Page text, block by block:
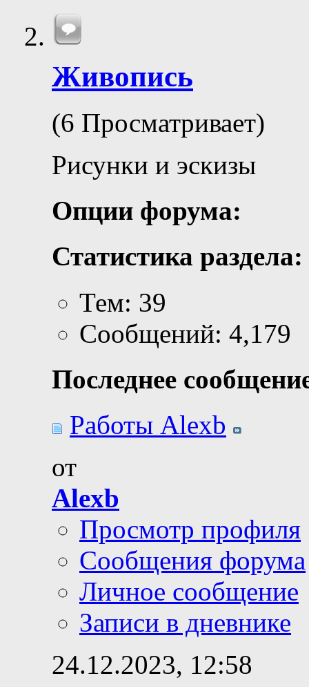
Живопись
(6 Просматривает)
Рисунки и эскизы
Опции форума:
Статистика раздела:
Тем: 39
Сообщений: 4,179
Последнее
Работы Alexb
от
Alexb
Просмотр профиля
Сообщения форума
Личное сообщение
Записи в дневнике
24.12.2023, 12:58